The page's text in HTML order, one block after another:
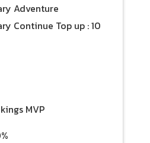
Adventure
Continue Top up : 10
MVP